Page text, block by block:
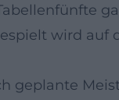
wird auf
geplante